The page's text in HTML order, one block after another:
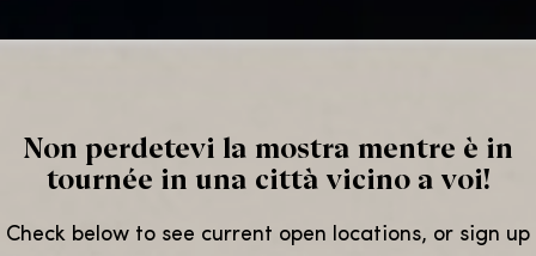
Non perdetevi la mostra mentre è in
tournée in una città vicino a voi!
Check below to see current open locations, or sign up